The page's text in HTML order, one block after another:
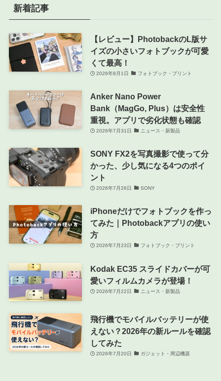
新着記事
【レビュー】PhotobackのL版サ
イズの小さいフォトブックが可愛
くて最高！
2026年8月1日 フォトブック・プリント
Anker Nano Power
Bank（MagGo, Plus）は安全性
重視。アプリで劣化状態も確認
2026年7月31日 ニュース・新製品
SONY FX2を写真撮影で使って分
かった、少し気になる4つのポイ
ント
2026年7月26日 SONY
iPhoneだけでフォトブックを作っ
てみた｜Photobackアプリの使い
方
2026年7月23日 フォトブック・プリント
Kodak EC35 スライドカバーが可
愛いフィルムカメラが登場！
2026年7月22日 ニュース・新製品
飛行機でモバイルバッテリーが使
えない？2026年の新ルールを確認
してみた
2026年7月20日 ガジェット・周辺機器